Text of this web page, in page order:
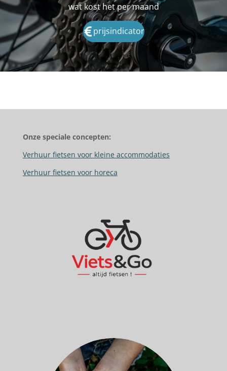
wat kost het per maand
prijsindicator
Onze speciale concepten:
Verhuur fietsen voor kleine accommodaties
Verhuur fietsen voor horeca